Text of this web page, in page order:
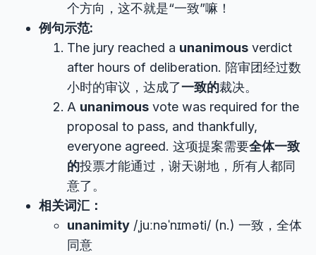
个方向，这不就是“一致”嘛！
例句示范:
The jury reached a unanimous verdict
after hours of deliberation. 陪审团经过数
小时的审议，达成了一致的裁决。
A unanimous vote was required for the
proposal to pass, and thankfully,
everyone agreed. 这项提案需要全体一致
的投票才能通过，谢天谢地，所有人都同
意了。
相关词汇：
unanimity /ˌjuːnəˈnɪməti/ (n.) 一致，全体
同意